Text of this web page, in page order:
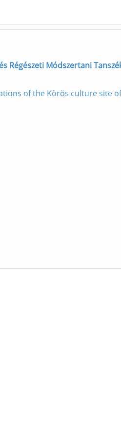
Módszertani
of the Körös culture site of